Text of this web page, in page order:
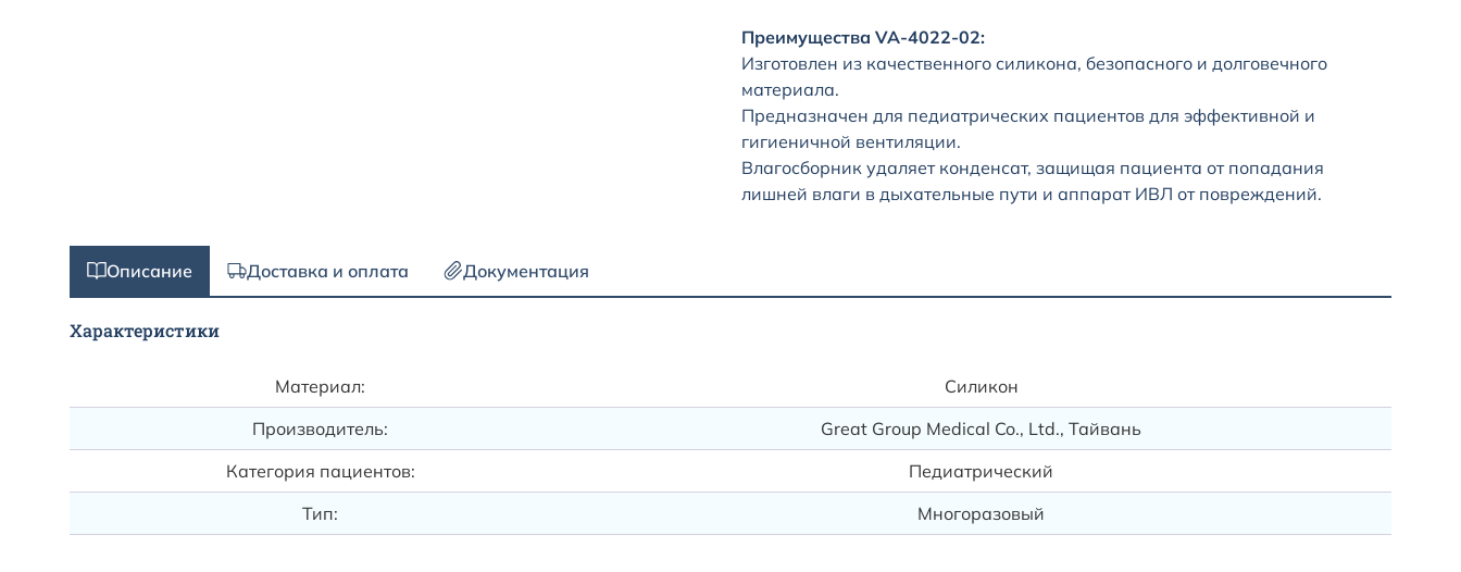
Преимущества VA-4022-02:
Изготовлен из качественного силикона, безопасного и долговечного
материала.
Предназначен для педиатрических пациентов для эффективной и
гигиеничной вентиляции.
Влагосборник удаляет конденсат, защищая пациента от попадания
лишней влаги в дыхательные пути и аппарат ИВЛ от повреждений.
Описание Доставка и оплата Документация
Характеристики
Материал:
Силикон
Производитель:
Great Group Medical Co., Ltd., Тайвань
Категория пациентов:
Педиатрический
Тип:
Многоразовый